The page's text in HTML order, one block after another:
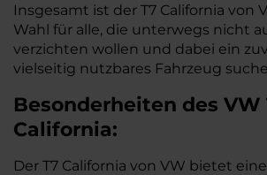
Insgesamt ist der T7 California von
Wahl für alle, die unterwegs nicht
verzichten wollen und dabei ein
vielseitig nutzbares Fahrzeug
Besonderheiten des VW
California:
Der T7 California von VW bietet